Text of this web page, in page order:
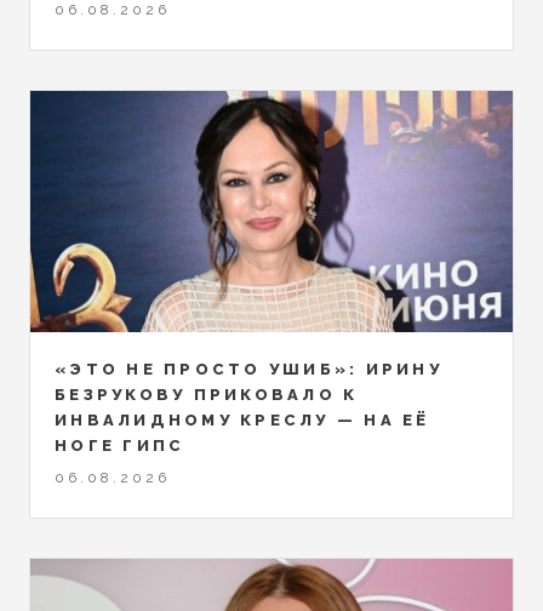
06.08.2026
«ЭТО НЕ ПРОСТО УШИБ»: ИРИНУ
БЕЗРУКОВУ ПРИКОВАЛО К
ИНВАЛИДНОМУ КРЕСЛУ — НА ЕЁ
НОГЕ ГИПС
06.08.2026